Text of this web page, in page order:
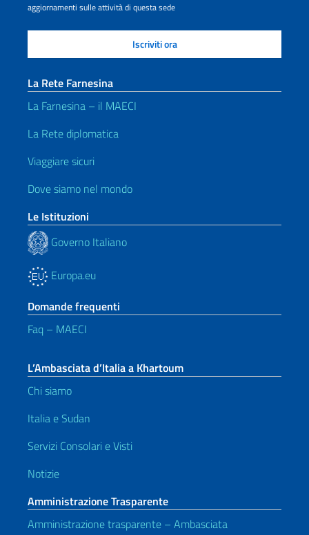
aggiornamenti sulle attività di questa sede
La Rete Farnesina
La Farnesina – il MAECI
La Rete diplomatica
Viaggiare sicuri
Dove siamo nel mondo
Le Istituzioni
Governo Italiano
Europa.eu
Domande frequenti
Faq – MAECI
L’Ambasciata d’Italia a Khartoum
Chi siamo
Italia e Sudan
Servizi Consolari e Visti
Notizie
Amministrazione Trasparente
Amministrazione trasparente – Ambasciata